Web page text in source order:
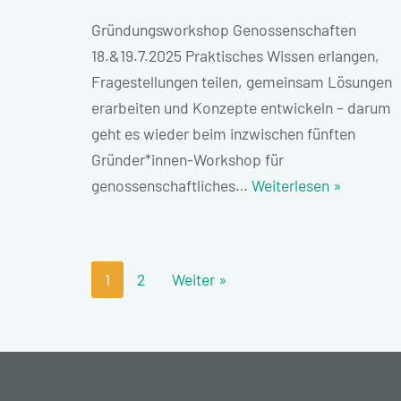
Gründungsworkshop Genossenschaften
18.&19.7.2025 Praktisches Wissen erlangen,
Fragestellungen teilen, gemeinsam Lösungen
erarbeiten und Konzepte entwickeln – darum
geht es wieder beim inzwischen fünften
Gründer*innen-Workshop für
genossenschaftliches… Weiterlesen »
1 2 Weiter »